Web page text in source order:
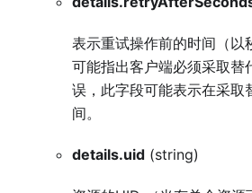
表示重试操作前的时间（以
可能指出客户端必须采取替
误，此字段可能表示在采取
间。
details.uid (string)